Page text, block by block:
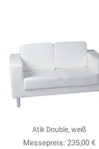
Atik Double, weiß
Messepreis: 235,00 €